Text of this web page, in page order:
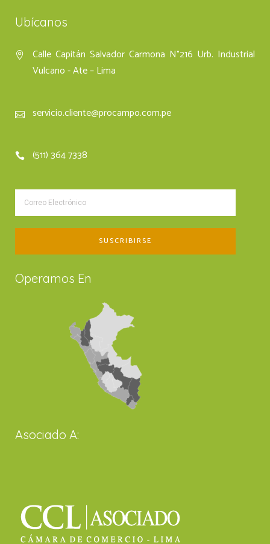
Ubícanos
Calle Capitán Salvador Carmona N°216 Urb. Industrial
Vulcano - Ate – Lima
servicio.cliente@procampo.com.pe
(511) 364 7338
Operamos En
Asociado A: